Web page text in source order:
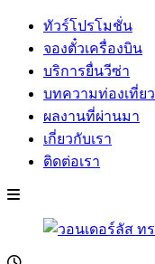
ทัวร์โปรโมชั่น
จองตั๋วเครื่องบิน
บริการยื่นวีซ่า
บทความท่องเที่ยว
ผลงานที่ผ่านมา
เกี่ยวกับเรา
ติดต่อเรา